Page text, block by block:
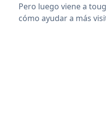
Pero luego viene a
cómo ayudar a más